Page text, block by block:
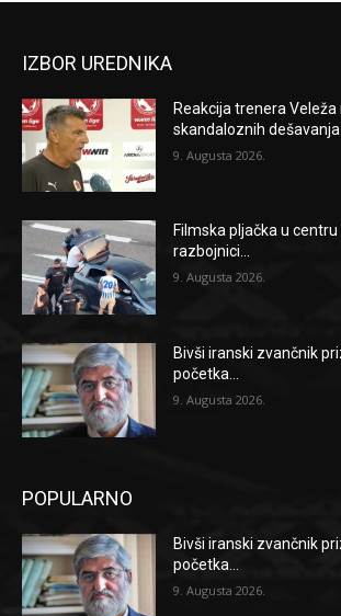
IZBOR UREDNIKA
Reakcija trenera Veleža
skandaloznih dešavanja
9. Augusta 2026.
Filmska pljačka u
razbojnici...
9. Augusta 2026.
Bivši iranski zvančnik
početka...
9. Augusta 2026.
POPULARNO
Bivši iranski zvančnik
početka...
9. Augusta 2026.